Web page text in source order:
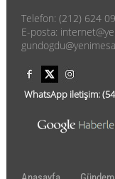
Telefon: (212) 624
E-posta:
WhatsApp iletişim: